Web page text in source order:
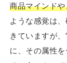
商品マインド
ような感覚は
きていますが
に、その属性